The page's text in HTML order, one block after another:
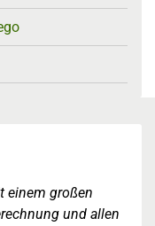
einem großen
und allen